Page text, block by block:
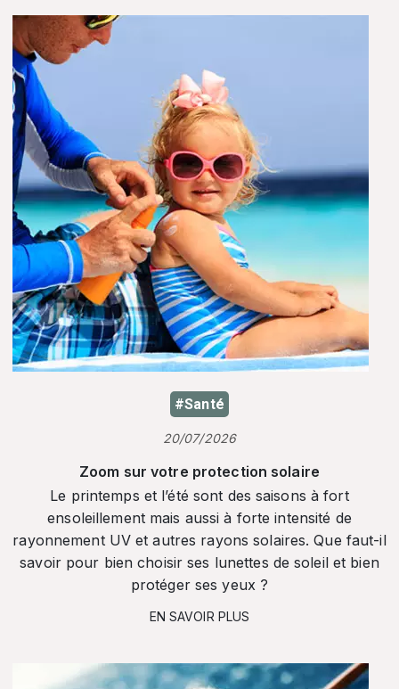
#Santé
20/07/2026
Zoom sur votre protection solaire
Le printemps et l’été sont des saisons à fort
ensoleillement mais aussi à forte intensité de
rayonnement UV et autres rayons solaires. Que faut-il
savoir pour bien choisir ses lunettes de soleil et bien
protéger ses yeux ?
EN SAVOIR PLUS